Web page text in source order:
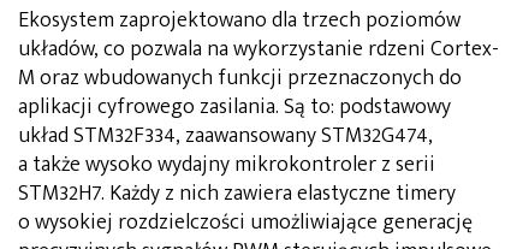
Ekosystem zaprojektowano dla trzech poziomów
układów, co pozwala na wykorzystanie rdzeni Cortex-
M oraz wbudowanych funkcji przeznaczonych do
aplikacji cyfrowego zasilania. Są to: podstawowy
układ STM32F334, zaawansowany STM32G474,
a także wysoko wydajny mikrokontroler z serii
STM32H7. Każdy z nich zawiera elastyczne timery
o wysokiej rozdzielczości umożliwiające generację